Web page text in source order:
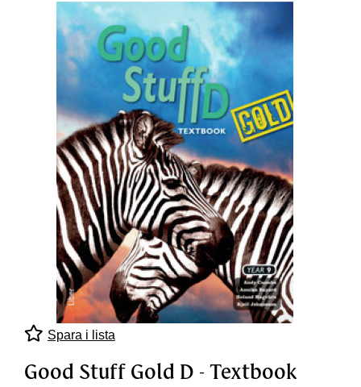
Spara i lista
Good Stuff Gold D - Textbook